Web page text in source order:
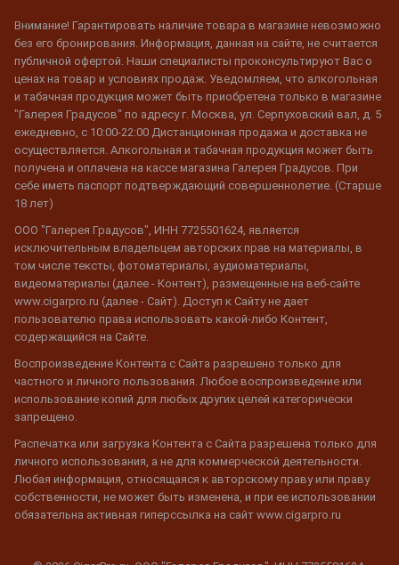
Внимание! Гарантировать наличие товара в магазине невозможно
без его бронирования. Информация, данная на сайте, не считается
публичной офертой. Наши специалисты проконсультируют Вас о
ценах на товар и условиях продаж. Уведомляем, что алкогольная
и табачная продукция может быть приобретена только в магазине
"Галерея Градусов" по адресу г. Москва, ул. Серпуховский вал, д. 5
ежедневно, с 10:00-22:00 Дистанционная продажа и доставка не
осуществляется. Алкогольная и табачная продукция может быть
получена и оплачена на кассе магазина Галерея Градусов. При
себе иметь паспорт подтверждающий совершеннолетие. (Старше
18 лет)
ООО "Галерея Градусов", ИНН 7725501624, является
исключительным владельцем авторских прав на материалы, в
том числе тексты, фотоматериалы, аудиоматериалы,
видеоматериалы (далее - Контент), размещенные на веб-сайте
www.cigarpro.ru (далее - Сайт). Доступ к Сайту не дает
пользователю права использовать какой-либо Контент,
содержащийся на Сайте.
Воспроизведение Контента с Сайта разрешено только для
частного и личного пользования. Любое воспроизведение или
использование копий для любых других целей категорически
запрещено.
Распечатка или загрузка Контента с Сайта разрешена только для
личного использования, а не для коммерческой деятельности.
Любая информация, относящаяся к авторскому праву или праву
собственности, не может быть изменена, и при ее использовании
обязательна активная гиперссылка на сайт www.cigarpro.ru